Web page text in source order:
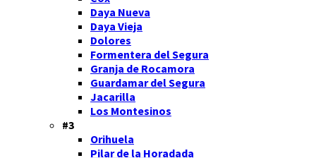
Daya Nueva
Daya Vieja
Dolores
Formentera del Segura
Granja de Rocamora
Guardamar del Segura
Jacarilla
Los Montesinos
#3
Orihuela
Pilar de la Horadada